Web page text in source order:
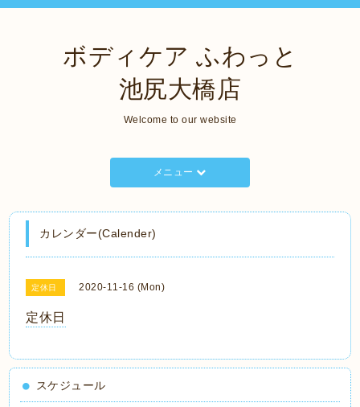
ボディケア ふわっと
池尻大橋店
Welcome to our website
メニュー
カレンダー(Calender)
定休日 2020-11-16 (Mon)
定休日
スケジュール